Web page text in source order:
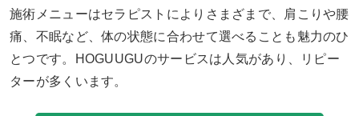
施術メニューはセラピストによりさまざまで、肩こりや腰
痛、不眠など、体の状態に合わせて選べることも魅力のひ
とつです。HOGUUGUのサービスは人気があり、リピー
ターが多くいます。